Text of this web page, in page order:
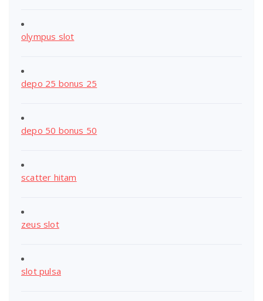
olympus slot
depo 25 bonus 25
depo 50 bonus 50
scatter hitam
zeus slot
slot pulsa